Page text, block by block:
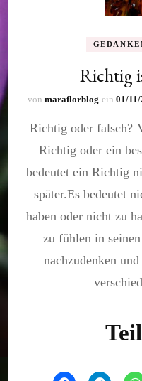
Richtig
von maraflorblog ein 01/
Richtig oder falsch?
Richtig oder ein
bedeutet ein Richtig
später.Es bedeutet
haben oder nicht zu
zu fühlen in
nachzudenken